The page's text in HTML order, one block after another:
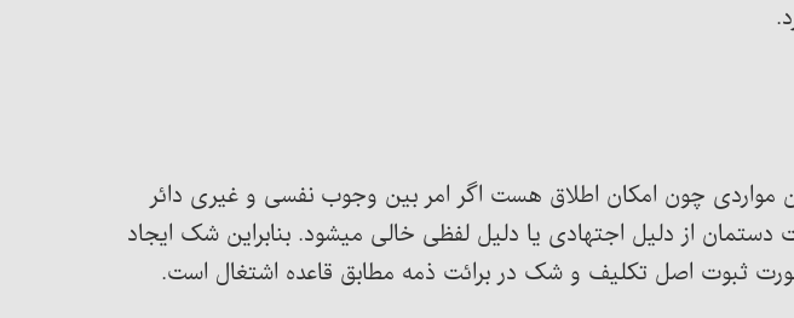
مواردی چون امکان اطلاق هست اگر امر بین وجوب نفسی و غیری دائر
از دلیل اجتهادی یا دلیل لفظی خالی میشود. بنابراین شک ایجاد
ثبوت اصل تکلیف و شک در برائت ذمه مطابق قاعده اشتغال است.